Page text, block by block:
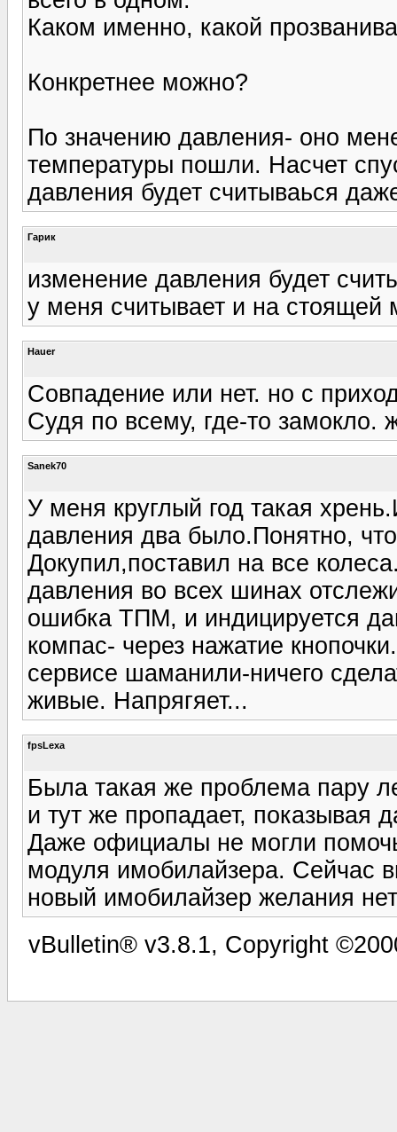
Каком именно, какой
Конкретнее можно?
По значению давления- оно
температуры пошли. Насчет
давления будет считываься
Гарик
изменение давления будет
у меня считывает и на
Hauer
Совпадение или нет. но с
Судя по всему, где-то замокло.
Sanek70
У меня круглый год такая
давления два было.Понятно,
Докупил,поставил на все
давления во всех шинах
ошибка ТПМ, и индицируется
компас- через нажатие
сервисе шаманили-ничего
живые. Напрягяет...
fpsLexa
Была такая же проблема пару
и тут же пропадает, показывая
Даже официалы не могли
модуля имобилайзера. Сейчас
новый имобилайзер желания
vBulletin® v3.8.1, Copyright